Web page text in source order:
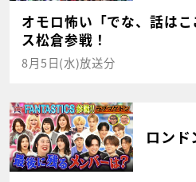
オモロ怖い「でな、話は
ス松倉参戦！
8月5日(水)放送分
ロンド